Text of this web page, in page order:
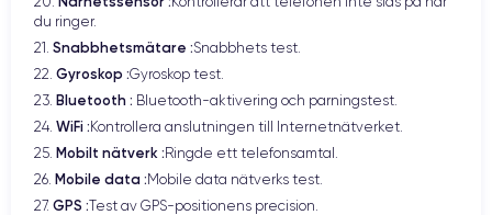
du ringer.
21. Snabbhetsmätare :Snabbhets test.
22. Gyroskop :Gyroskop test.
23. Bluetooth :​ Bluetooth-aktivering och parningstest.
24. WiFi :​ Kontrollera anslutningen till Internetnätverket.
25. Mobilt nätverk : Ringde ett telefonsamtal.
26. Mobile data :​Mobile data nätverks test.
27. GPS :​Test av GPS-positionens precision.